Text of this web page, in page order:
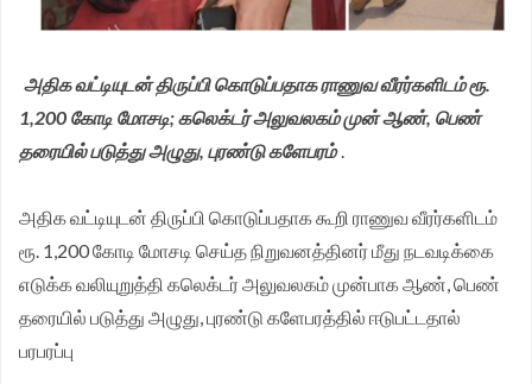
அதிக வட்டியுடன் திருப்பி கொடுப்பதாக ராணுவ வீரர்களிடம் ரூ.
1,200 கோடி மோசடி; கலெக்டர் அலுவலகம் முன் ஆண், பெண்
தரையில் படுத்து அழுது, புரண்டு களேபரம் .
அதிக வட்டியுடன் திருப்பி கொடுப்பதாக கூறி ராணுவ வீரர்களிடம்
ரூ. 1,200 கோடி மோசடி செய்த நிறுவனத்தினர் மீது நடவடிக்கை
எடுக்க வலியுறுத்தி கலெக்டர் அலுவலகம் முன்பாக ஆண், பெண்
தரையில் படுத்து அழுது, புரண்டு களேபரத்தில் ஈடுபட்டதால்
பரபரப்பு